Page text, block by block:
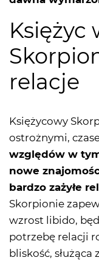
Księżyc
relacje
Księżycowy
ostrożnymi,
względów w
nowe
bardzo zażyłe
Skorpionie
wzrost libido,
potrzebę relacji
bliskość,